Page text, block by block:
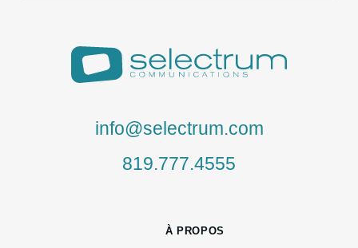
info@selectrum.com
819.777.4555
À PROPOS